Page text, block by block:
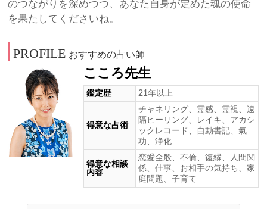
のつながりを深めつつ、あなた自身が定めた魂の使命
を果たしてくださいね。
PROFILE おすすめの占い師
こころ先生
鑑定歴 21年以上
得意な占術
チャネリング、霊感、霊視、遠
隔ヒーリング、レイキ、アカシ
ックレコード、自動書記、氣
功、浄化
得意な相談
内容
恋愛全般、不倫、復縁、人間関
係、仕事、お相手の気持ち、家
庭問題、子育て